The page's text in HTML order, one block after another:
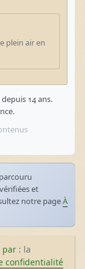
plein air en
et
notre pageÀ
par : la
confidentialité